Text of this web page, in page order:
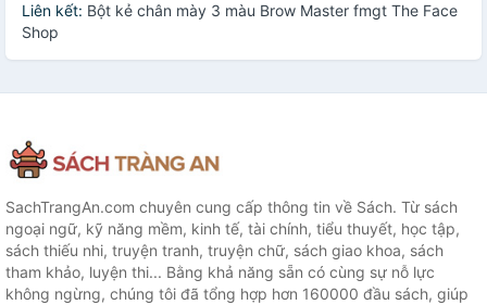
Liên kết: Bột kẻ chân mày 3 màu Brow Master fmgt The Face
Shop
SachTrangAn.com chuyên cung cấp thông tin về Sách. Từ sách
ngoại ngữ, kỹ năng mềm, kinh tế, tài chính, tiểu thuyết, học tập,
sách thiếu nhi, truyện tranh, truyện chữ, sách giao khoa, sách
tham khảo, luyện thi... Bằng khả năng sẵn có cùng sự nỗ lực
không ngừng, chúng tôi đã tổng hợp hơn 160000 đầu sách, giúp